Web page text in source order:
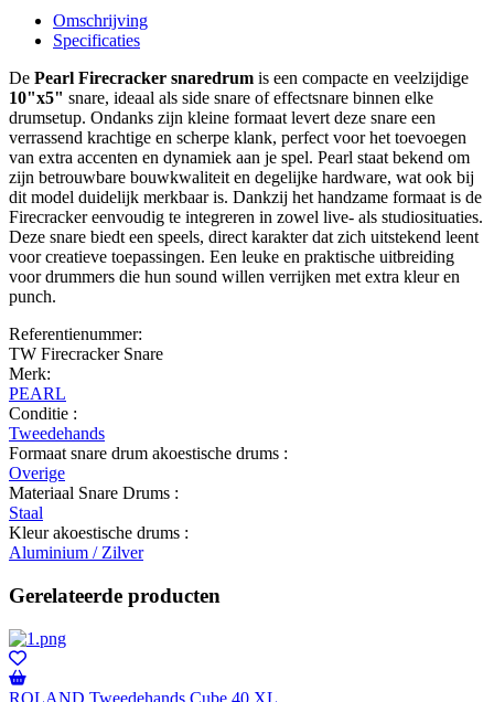
Omschrijving
Specificaties
De Pearl Firecracker snaredrum is een compacte en veelzijdige
10"x5" snare, ideaal als side snare of effectsnare binnen elke
drumsetup. Ondanks zijn kleine formaat levert deze snare een
verrassend krachtige en scherpe klank, perfect voor het toevoegen
van extra accenten en dynamiek aan je spel. Pearl staat bekend om
zijn betrouwbare bouwkwaliteit en degelijke hardware, wat ook bij
dit model duidelijk merkbaar is. Dankzij het handzame formaat is de
Firecracker eenvoudig te integreren in zowel live- als studiosituaties.
Deze snare biedt een speels, direct karakter dat zich uitstekend leent
voor creatieve toepassingen. Een leuke en praktische uitbreiding
voor drummers die hun sound willen verrijken met extra kleur en
punch.
Referentienummer:
TW Firecracker Snare
Merk:
PEARL
Conditie :
Tweedehands
Formaat snare drum akoestische drums :
Overige
Materiaal Snare Drums :
Staal
Kleur akoestische drums :
Aluminium / Zilver
Gerelateerde producten
ROLAND Tweedehands Cube 40 XL